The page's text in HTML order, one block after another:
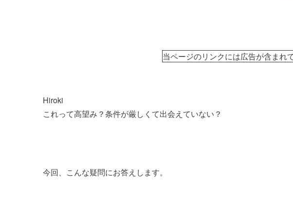
当ページのリンクには広告が含まれ
Hiroki
これって高望み？条件が厳しくて出会えていない？
今回、こんな疑問にお答えします。